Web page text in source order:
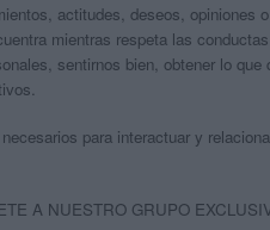
actitudes, deseos, opiniones
mientras respeta las
sentirnos bien, obtener lo
para interactuar y
A NUESTRO GRUPO